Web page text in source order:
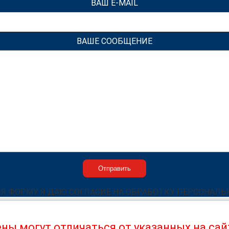
ВАШ E-MAIL
ВАШЕ СООБЩЕНИЕ
ФОРМУ Я ДАЮ СОГЛАСИЕ НА ОБРАБОТКУ
работу всех функций для наиболее